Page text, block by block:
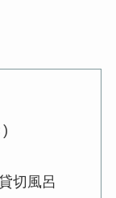
切風呂